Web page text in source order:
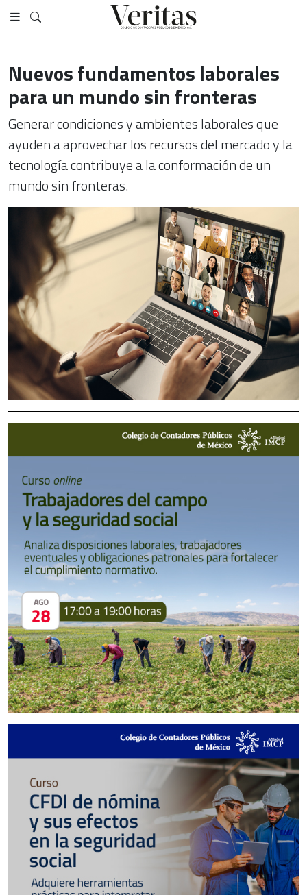
Nuevos fundamentos laborales
para un mundo sin fronteras
Generar condiciones y ambientes laborales que
ayuden a aprovechar los recursos del mercado y la
tecnología contribuye a la conformación de un
mundo sin fronteras.